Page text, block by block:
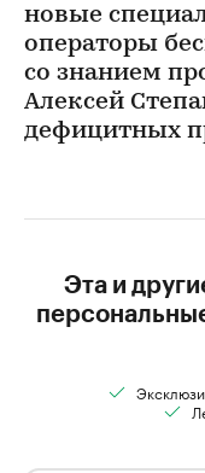
новые
операторы
со знанием
Алексей
дефицитных
Эта и